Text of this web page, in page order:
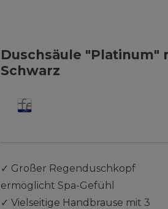
Duschsäule "Platinum"
Schwarz
✓ Großer Regenduschkopf
ermöglicht Spa-Gefühl
✓ Vielseitige Handbrause mit 3